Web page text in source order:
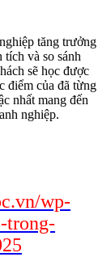
tăng trưởng
và so sánh
sẽ học được
điểm của đã từng
nhất mang đến
nghiệp.
wp-
trong-